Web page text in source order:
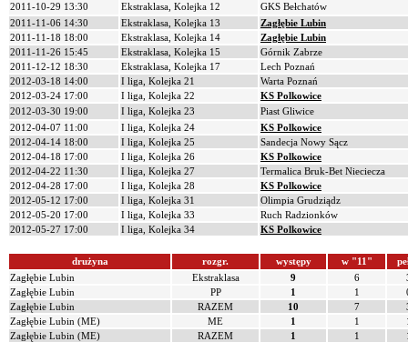
2011-10-29 13:30
Ekstraklasa, Kolejka 12
GKS Bełchatów
2011-11-06 14:30
Ekstraklasa, Kolejka 13
Zagłębie Lubin
2011-11-18 18:00
Ekstraklasa, Kolejka 14
Zagłębie Lubin
2011-11-26 15:45
Ekstraklasa, Kolejka 15
Górnik Zabrze
2011-12-12 18:30
Ekstraklasa, Kolejka 17
Lech Poznań
2012-03-18 14:00
I liga, Kolejka 21
Warta Poznań
2012-03-24 17:00
I liga, Kolejka 22
KS Polkowice
2012-03-30 19:00
I liga, Kolejka 23
Piast Gliwice
2012-04-07 11:00
I liga, Kolejka 24
KS Polkowice
2012-04-14 18:00
I liga, Kolejka 25
Sandecja Nowy Sącz
2012-04-18 17:00
I liga, Kolejka 26
KS Polkowice
2012-04-22 11:30
I liga, Kolejka 27
Termalica Bruk-Bet Nieciecza
2012-04-28 17:00
I liga, Kolejka 28
KS Polkowice
2012-05-12 17:00
I liga, Kolejka 31
Olimpia Grudziądz
2012-05-20 17:00
I liga, Kolejka 33
Ruch Radzionków
2012-05-27 17:00
I liga, Kolejka 34 KS Polkowice
drużyna rozgr. występy w "11"
Zagłębie Lubin
Ekstraklasa 9 6
Zagłębie Lubin
PP 1 1
Zagłębie Lubin
RAZEM 10 7
Zagłębie Lubin (ME)
ME 1 1
Zagłębie Lubin (ME)
RAZEM 1 1